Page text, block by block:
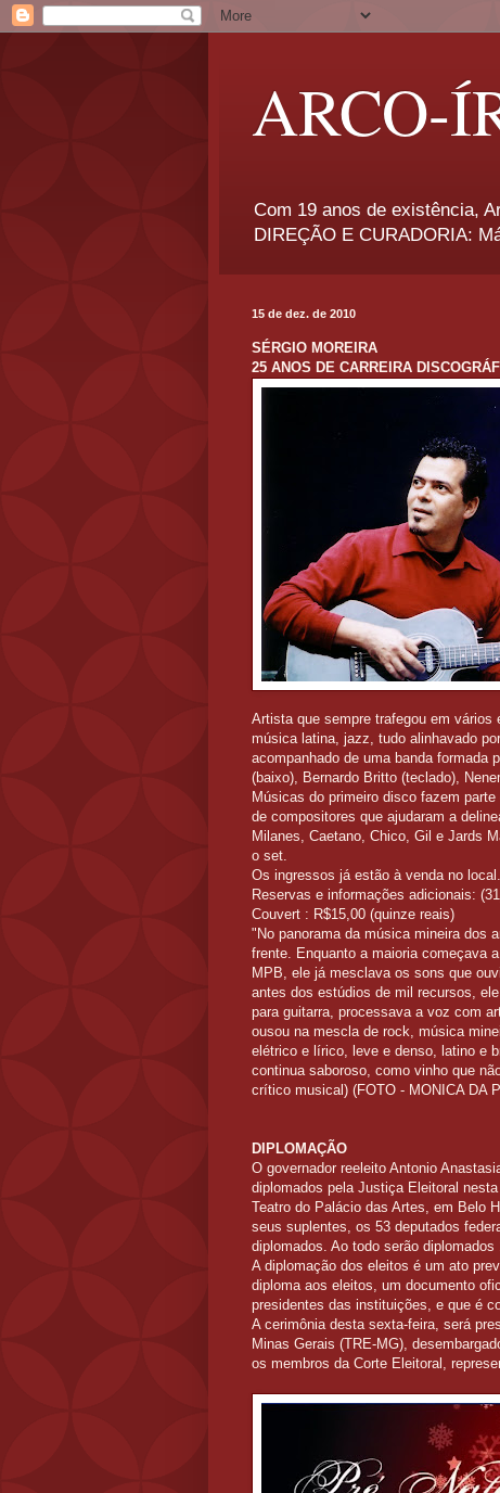
ARCO-
Com 19 anos de existência,
DIREÇÃO E CURADORIA:
15 de dez. de 2010
SÉRGIO MOREIRA
25 ANOS DE CARREIRA
Artista que sempre trafegou em
música latina, jazz, tudo alinhavado
acompanhado de uma banda formada
(baixo), Bernardo Britto (teclado),
Músicas do primeiro disco fazem
de compositores que ajudaram a
Milanes, Caetano, Chico, Gil e Jards
o set.
Os ingressos já estão à venda no
Reservas e informações adicionais:
Couvert : R$15,00 (quinze reais)
"No panorama da música mineira dos
frente. Enquanto a maioria começava
MPB, ele já mesclava os sons que
antes dos estúdios de mil recursos,
para guitarra, processava a voz com
ousou na mescla de rock, música
elétrico e lírico, leve e denso, latino e
continua saboroso, como vinho que
crítico musical) (FOTO - MONICA DA
DIPLOMAÇÃO
O governador reeleito Antonio
diplomados pela Justiça Eleitoral
Teatro do Palácio das Artes, em Belo
seus suplentes, os 53 deputados
diplomados. Ao todo serão
A diplomação dos eleitos é um ato
diploma aos eleitos, um documento
presidentes das instituições, e que é
A cerimônia desta sexta-feira, será
Minas Gerais (TRE-MG),
os membros da Corte Eleitoral,